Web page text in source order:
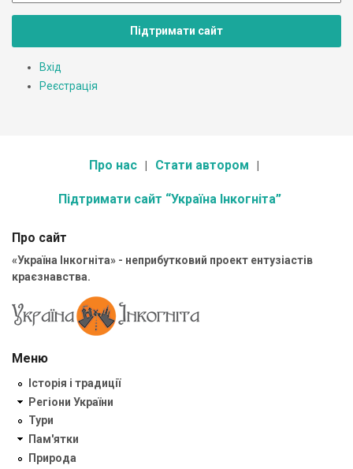
Підтримати сайт
Вхід
Реєстрація
Про нас Стати автором
Підтримати сайт “Україна Інкогніта”
Про сайт
«Україна Інкогніта» - неприбутковий проект ентузіастів
краєзнавства.
Меню
Історія і традиції
Регіони України
Тури
Пам'ятки
Природа